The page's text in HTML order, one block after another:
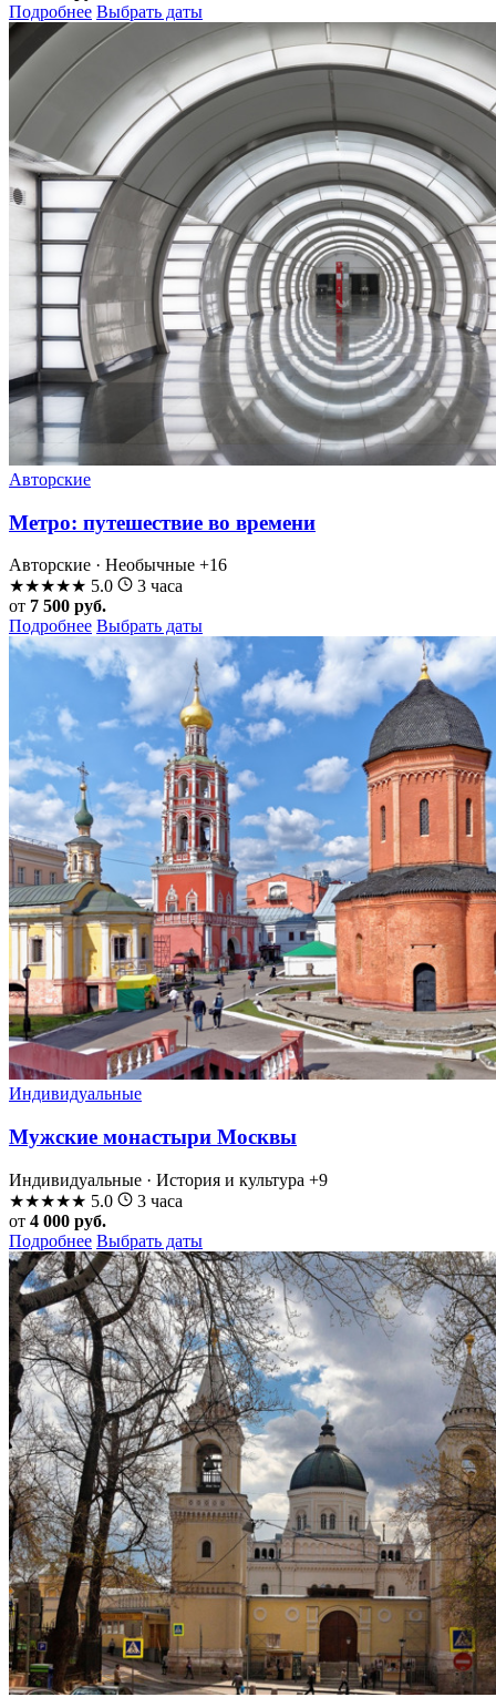
Подробнее Выбрать даты
Авторские
Метро: путешествие во времени
Авторские · Необычные +16
★★★★★ 5.0
3 часа
от 7 500 руб.
Подробнее Выбрать даты
Индивидуальные
Мужские монастыри Москвы
Индивидуальные · История и культура +9
★★★★★ 5.0
3 часа
от 4 000 руб.
Подробнее Выбрать даты